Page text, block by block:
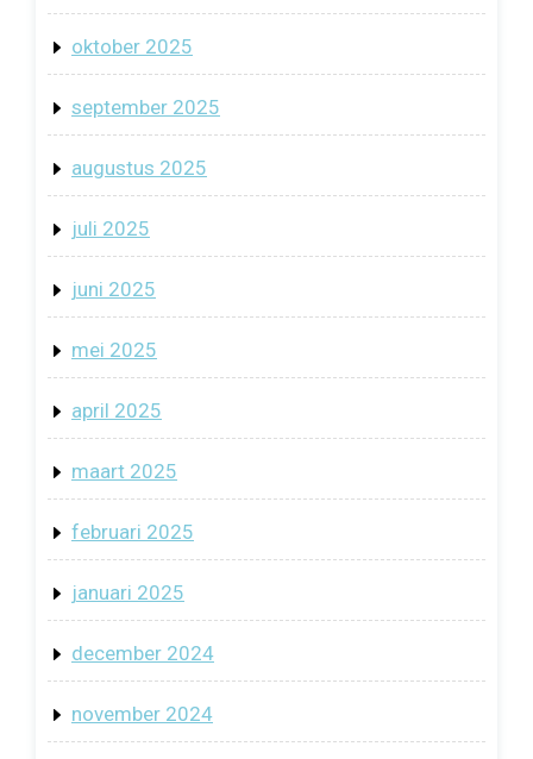
oktober 2025
september 2025
augustus 2025
juli 2025
juni 2025
mei 2025
april 2025
maart 2025
februari 2025
januari 2025
december 2024
november 2024